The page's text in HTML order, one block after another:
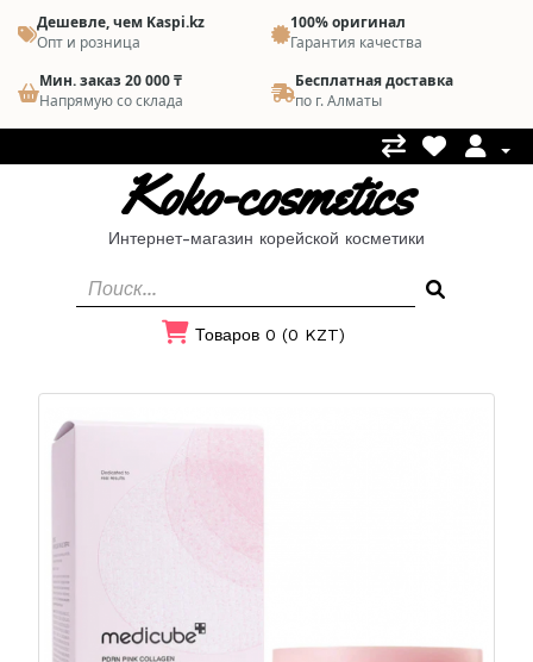
Дешевле, чем Kaspi.kz
Опт и розница
100% оригинал
Гарантия качества
Мин. заказ 20 000 ₸
Напрямую со склада
Бесплатная доставка
по г. Алматы
Koko-cosmetics
Интернет-магазин корейской косметики
Товаров 0 (0 KZT)